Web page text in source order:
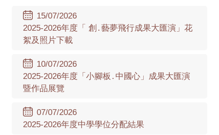
15/07/2026
2025-2026年度「 創․藝夢飛行成果大匯演」花
絮及照片下載
10/07/2026
2025-2026年度「小腳板․中國心」成果大匯演
暨作品展覽
07/07/2026
2025-2026年度中學學位分配結果